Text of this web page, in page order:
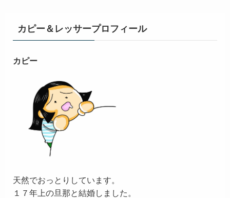
カピー＆レッサープロフィール
カピー
天然でおっとりしています。
１７年上の旦那と結婚しました。